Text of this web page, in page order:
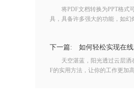
将PDF文档转换为PPT格式可
具，具备许多强大的功能，如幻
下一篇: 如何轻松实现在
天空湛蓝，阳光透过云层洒在
F的实用方法，让你的工作更加